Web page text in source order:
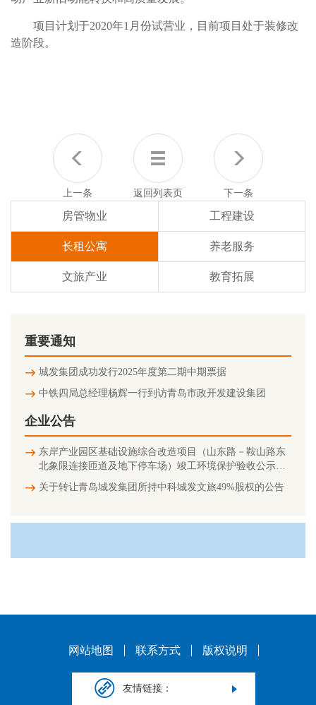
项目计划于2020年1月份试营业，目前项目处于装修改
造阶段。
上一条 返回列表页 下一条
房管物业 工程建设
长租公寓 养老服务
文旅产业 教育拓展
重要通知
城发集团成功发行2025年度第二期中期票据
中铁四局总经理杨辉一行到访青岛市政开发建设集团
企业公告
东岸产业园区基础设施综合改造项目（山东路－鞍山路东
北象限连接匝道及地下停车场）竣工环境保护验收公示信
息
关于转让青岛城发集团所持中科城发文旅49%股权的公告
网站地图 联系方式 版权说明
友情链接：